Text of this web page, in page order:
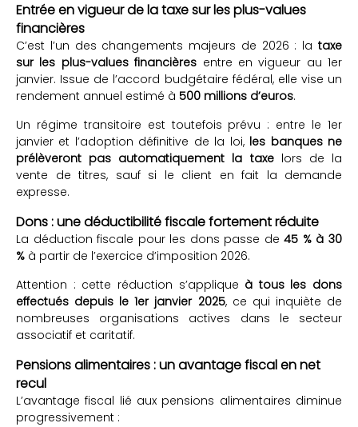
Entrée en vigueur de la taxe sur les plus-values
financières
C’est l’un des changements majeurs de 2026 : la taxe
sur les plus-values financières entre en vigueur au 1er
janvier. Issue de l’accord budgétaire fédéral, elle vise un
rendement annuel estimé à 500 millions d’euros.
Un régime transitoire est toutefois prévu : entre le 1er
janvier et l’adoption définitive de la loi, les banques ne
prélèveront pas automatiquement la taxelors de la
vente de titres, sauf si le client en fait la demande
expresse.
Dons : une déductibilité fiscale fortement réduite
La déduction fiscale pour les dons passe de45 % à 30
% à partir de l’exercice d’imposition 2026.
Attention : cette réduction s’applique à tous les dons
effectués depuis le 1er janvier 2025, ce qui inquiète de
nombreuses organisations actives dans le secteur
associatif et caritatif.
Pensions alimentaires : un avantage fiscal en net
recul
L’avantage fiscal lié aux pensions alimentaires diminue
progressivement :